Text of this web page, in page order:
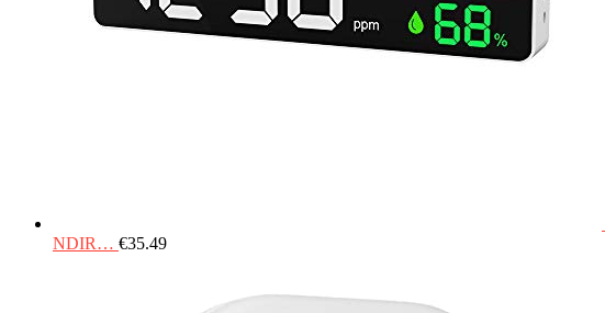
NDIR… €35.49